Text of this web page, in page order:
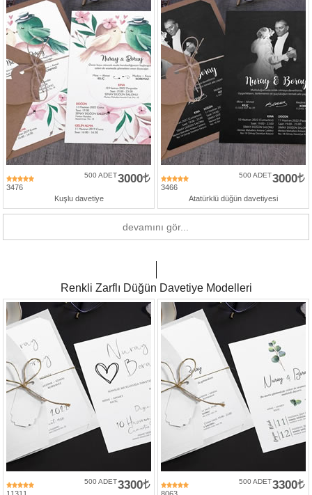
3476
3000
500 ADET
Kuşlu davetiye
3466
3000
500 ADET
Atatürklü düğün davetiyesi
devamını gör...
Renkli Zarflı Düğün Davetiye Modelleri
3300
500 ADET 3300
500 ADET